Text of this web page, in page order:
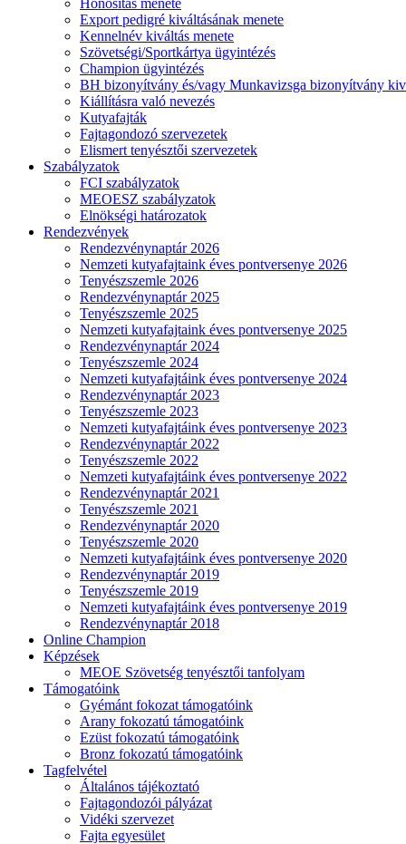
Honosítás menete
Export pedigré kiváltásának menete
Kennelnév kiváltás menete
Szövetségi/Sportkártya ügyintézés
Champion ügyintézés
BH bizonyítvány és/vagy Munkavizsga bizonyítvány
Kiállításra való nevezés
Kutyafajták
Fajtagondozó szervezetek
Elismert tenyésztői szervezetek
Szabályzatok
FCI szabályzatok
MEOESZ szabályzatok
Elnökségi határozatok
Rendezvények
Rendezvénynaptár 2026
Nemzeti kutyafajtaink éves pontversenye 2026
Tenyészszemle 2026
Rendezvénynaptár 2025
Tenyészszemle 2025
Nemzeti kutyafajtaink éves pontversenye 2025
Rendezvénynaptár 2024
Tenyészszemle 2024
Nemzeti kutyafajtáink éves pontversenye 2024
Rendezvénynaptár 2023
Tenyészszemle 2023
Nemzeti kutyafajtáink éves pontversenye 2023
Rendezvénynaptár 2022
Tenyészszemle 2022
Nemzeti kutyafajtáink éves pontversenye 2022
Rendezvénynaptár 2021
Tenyészszemle 2021
Rendezvénynaptár 2020
Tenyészszemle 2020
Nemzeti kutyafajtáink éves pontversenye 2020
Rendezvénynaptár 2019
Tenyészszemle 2019
Nemzeti kutyafajtáink éves pontversenye 2019
Rendezvénynaptár 2018
Online Champion
Képzések
MEOE Szövetség tenyésztői tanfolyam
Támogatóink
Gyémánt fokozat támogatóink
Arany fokozatú támogatóink
Ezüst fokozatú támogatóink
Bronz fokozatú támogatóink
Tagfelvétel
Általános tájékoztató
Fajtagondozói pályázat
Vidéki szervezet
Fajta egyesület